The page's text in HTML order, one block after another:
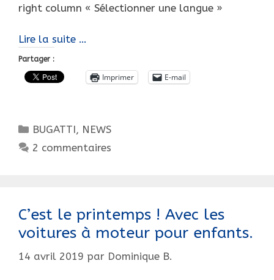
right column « Sélectionner une langue »
Lire la suite …
international
époqu’auto.
Partager :
Imprimer E-mail
Catégories
BUGATTI, NEWS
2 commentaires
C’est le printemps ! Avec les
voitures à moteur pour enfants.
14 avril 2019 par Dominique B.